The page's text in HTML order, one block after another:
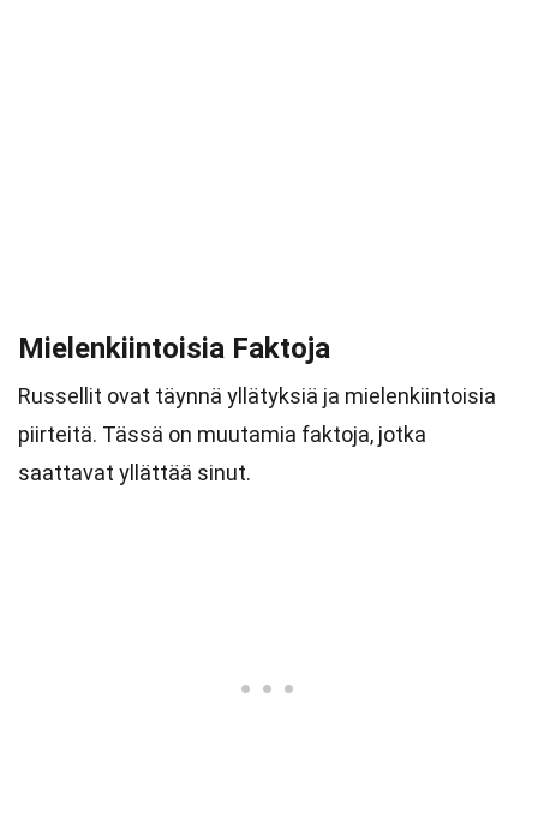
Mielenkiintoisia Faktoja
Russellit ovat täynnä yllätyksiä ja mielenkiintoisia
piirteitä. Tässä on muutamia faktoja, jotka
saattavat yllättää sinut.